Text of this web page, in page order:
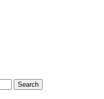
Search